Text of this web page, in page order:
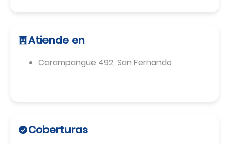
Atiende en
Carampangue 492, San Fernando
Coberturas